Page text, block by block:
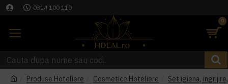
0314 100 110
0
Produse Hoteliere Cosmetice Hoteliere Set igiena,